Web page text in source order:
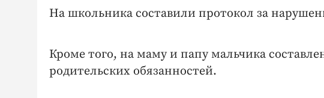
На школьника составили протокол за
Кроме того, на маму и папу мальчика
родительских обязанностей.